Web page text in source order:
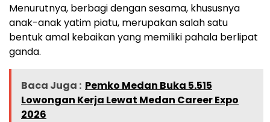
Menurutnya, berbagi dengan sesama, khususnya
anak-anak yatim piatu, merupakan salah satu
bentuk amal kebaikan yang memiliki pahala berlipat
ganda.
Baca Juga : Pemko Medan Buka 5.515
Lowongan Kerja Lewat Medan Career Expo
2026